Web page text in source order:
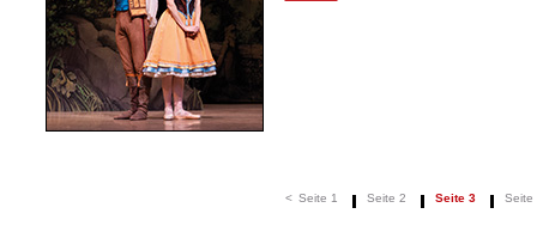
< Seite 1 Seite 2 Seite 3 Seite